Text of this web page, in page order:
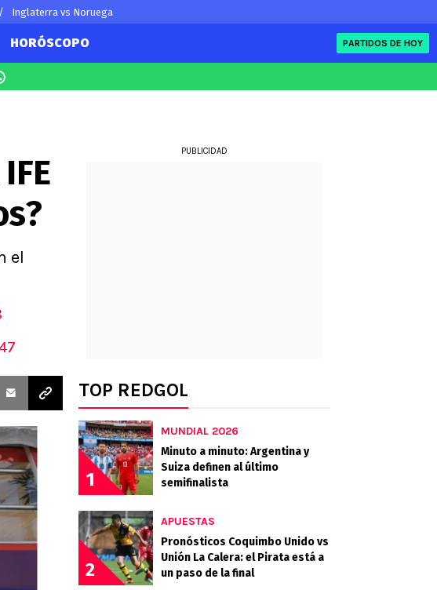
Inglaterra vs Noruega
Ligue 1
Premier League
Serie A
La Liga
Bundesliga
HORÓSCOPO PARTIDOS DE HOY
el
PUBLICIDAD
TOP REDGOL
1
MUNDIAL 2026
Minuto a minuto: Argentina y
Suiza definen al último
semifinalista
2
APUESTAS
Pronósticos Coquimbo Unido vs
Unión La Calera: el Pirata está a
un paso de la final